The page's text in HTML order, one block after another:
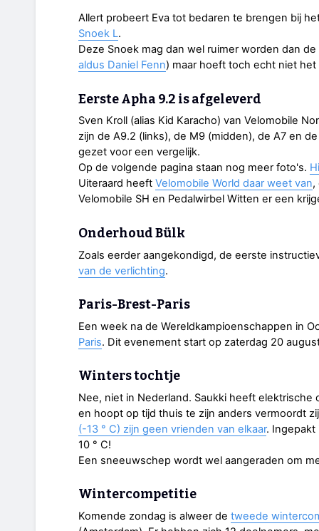
Allert probeert Eva tot bedaren te brengen bij
Snoek L.
Deze Snoek mag dan wel ruimer worden dan
aldus Daniel Fenn) maar hoeft toch echt niet
Eerste Apha 9.2 is afgeleverd
Sven Kroll (alias Kid Karacho) van Velomobile
zijn de A9.2 (links), de M9 (midden), de A7 en
gezet voor een vergelijk.
Op de volgende pagina staan nog meer foto's.
Uiteraard heeft Velomobile World daar weet van,
Velomobile SH en Pedalwirbel Witten er een
Onderhoud Bülk
Zoals eerder aangekondigd, de eerste
van de verlichting.
Paris-Brest-Paris
Een week na de Wereldkampioenschappen in
Paris. Dit evenement start op zaterdag 20
Winters tochtje
Nee, niet in Nederland. Saukki heeft
en hoopt op tijd thuis te zijn anders vermoordt
(-13 ° C) zijn geen vrienden van elkaar. Ingepakt
10 ° C!
Een sneeuwschep wordt wel aangeraden om
Wintercompetitie
Komende zondag is alweer de tweede